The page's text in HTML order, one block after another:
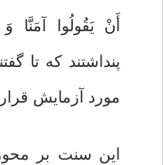
پنداشتند که تا
مورد آزمایش
این سنت بر